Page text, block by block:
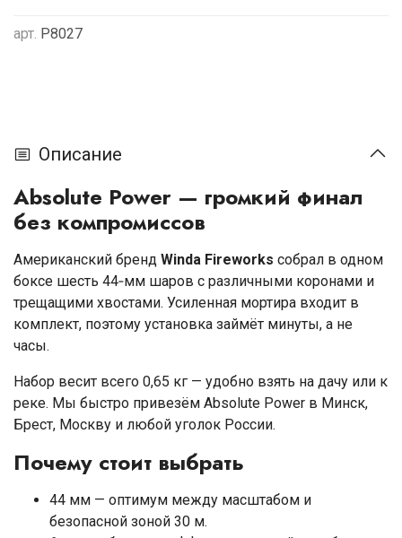
арт. P8027
Описание
Absolute Power — громкий финал
без компромиссов
Американский бренд Winda Fireworks собрал в одном
боксе шесть 44‑мм шаров с различными коронами и
трещащими хвостами. Усиленная мортира входит в
комплект, поэтому установка займёт минуты, а не
часы.
Набор весит всего 0,65 кг — удобно взять на дачу или к
реке. Мы быстро привезём Absolute Power в Минск,
Брест, Москву и любой уголок России.
Почему стоит выбрать
44 мм — оптимум между масштабом и
безопасной зоной 30 м.